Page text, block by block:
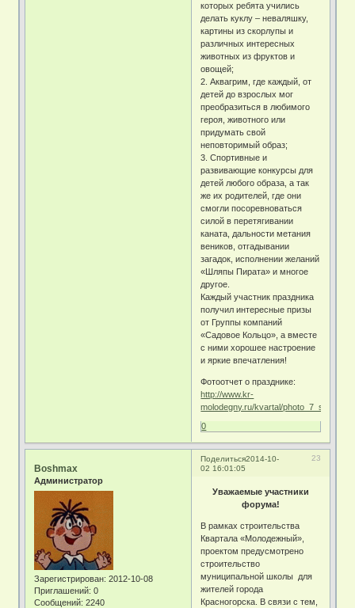
которых ребята учились
делать куклу – неваляшку,
картины из скорлупы и
различных интересных
животных из фруктов и
овощей;
2. Аквагрим, где каждый, от
детей до взрослых мог
преобразиться в любимого
героя, животного или
придумать свой
неповторимый образ;
3. Спортивные и
развивающие конкурсы для
детей любого образа, а так
же их родителей, где они
смогли посоревноваться
силой в перетягивании
каната, дальности метания
веников, отгадывании
загадок, исполнении желаний
«Шляпы Пирата» и многое
другое.
Каждый участник праздника
получил интересные призы
от Группы компаний
«Садовое Кольцо», а вместе
с ними хорошее настроение
и яркие впечатления!
Фотоотчет о празднике:
http://www.kr-
molodegny.ru/kvartal/
0
Поделиться 23
2014-10-
02 16:01:05
Boshmax
Администратор
Зарегистрирован: 2012-10-08
Приглашений: 0
Сообщений: 2240
Уважаемые участники
форума!
В рамках строительства
Квартала «Молодежный»,
проектом предусмотрено
строительство
муниципальной школы для
жителей города
Красногорска. В связи с тем,